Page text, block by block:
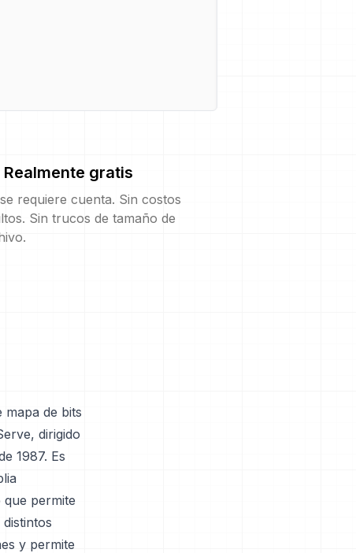
Realmente gratis
requiere cuenta. Sin costos
Sin trucos de tamaño de
de bits
dirigido
1987. Es
permite
y permite